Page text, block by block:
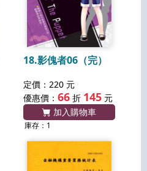
18.影傀者06（完）
定價：220 元
優惠價： 66 折 145 元
加入購物車
庫存：1